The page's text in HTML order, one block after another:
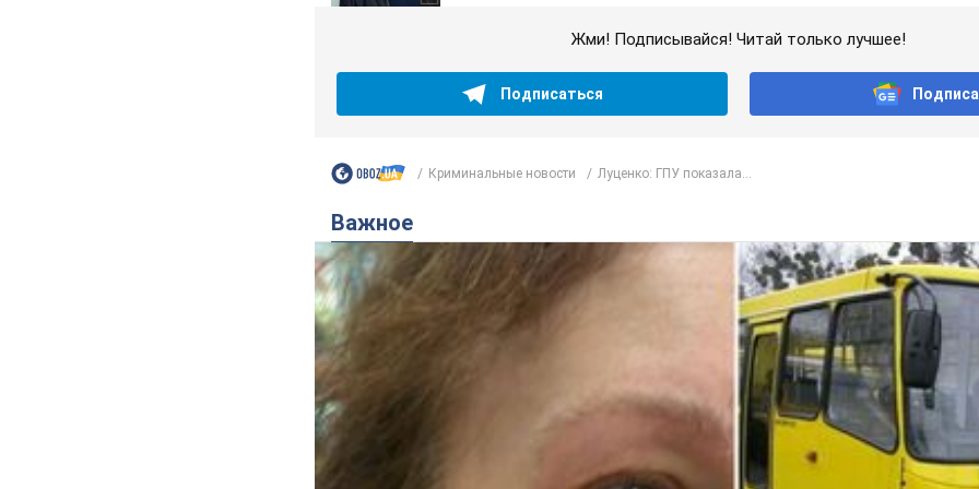
Жми! Подписывайся! Читай только лучшее!
Подписаться
Криминальные новости Луценко: ГПУ показала...
Важное